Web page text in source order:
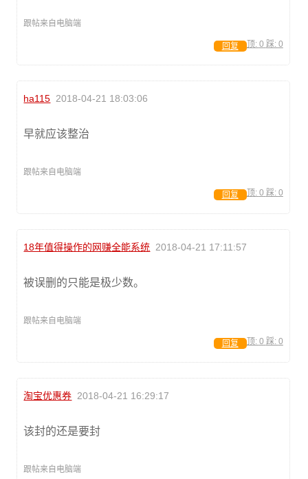
跟帖来自电脑端
顶: 0 踩: 0
回复
ha115 2018-04-21 18:03:06
早就应该整治
跟帖来自电脑端
顶: 0 踩: 0
回复
18年值得操作的网赚全能系统 2018-04-21 17:11:57
被误删的只能是极少数。
跟帖来自电脑端
顶: 0 踩: 0
回复
淘宝优惠券 2018-04-21 16:29:17
该封的还是要封
跟帖来自电脑端